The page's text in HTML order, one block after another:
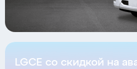
LGCE со скидкой на